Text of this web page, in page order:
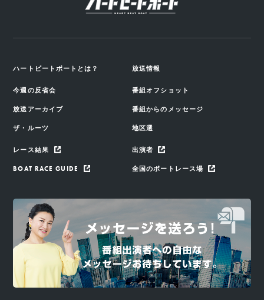
ハートビートボートとは？ 放送情報
今週の反省会 番組オフショット
放送アーカイブ 番組からのメッセージ
ザ・ルーツ 地区選
レース結果 出演者
BOAT RACE GUIDE 全国のボートレース場